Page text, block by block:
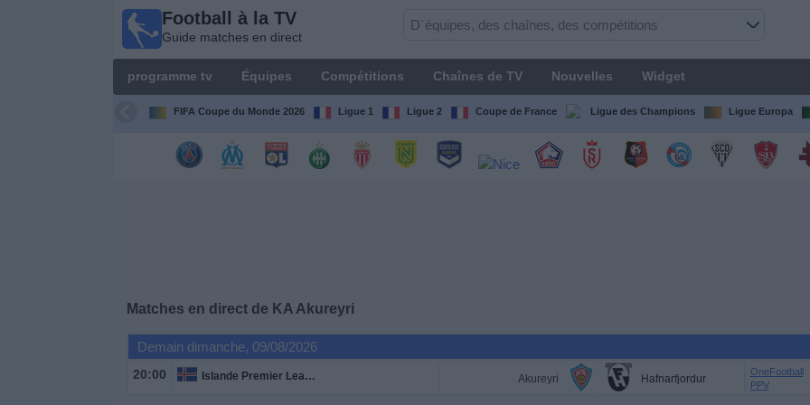
Football à la TV
Guide matches en direct
programme tv Équipes Compétitions Chaînes de TV Nouvelles Widget
FIFA Coupe du Monde 2026 Ligue 1 Ligue 2 Coupe de France Ligue des Champions Ligue Europa
Matches en direct de KA Akureyri
Demain dimanche, 09/08/2026
20:00 Islande Premier League Akureyri Hafnarfjordur
OneFootball
PPV